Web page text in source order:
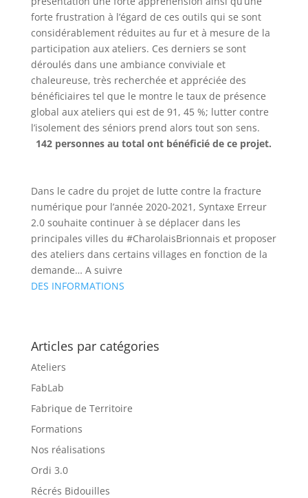
forte frustration à l’égard de ces outils qui se sont
considérablement réduites au fur et à mesure de la
participation aux ateliers. Ces derniers se sont
déroulés dans une ambiance conviviale et
chaleureuse, très recherchée et appréciée des
bénéficiaires tel que le montre le taux de présence
global aux ateliers qui est de 91, 45 %; lutter contre
l’isolement des séniors prend alors tout son sens.
142 personnes au total ont bénéficié de ce projet.
Dans le cadre du projet de lutte contre la fracture
numérique pour l’année 2020-2021, Syntaxe Erreur
2.0 souhaite continuer à se déplacer dans les
principales villes du #CharolaisBrionnais et proposer
des ateliers dans certains villages en fonction de la
demande… A suivre
DES INFORMATIONS
Articles par catégories
Ateliers
FabLab
Fabrique de Territoire
Formations
Nos réalisations
Ordi 3.0
Récrés Bidouilles